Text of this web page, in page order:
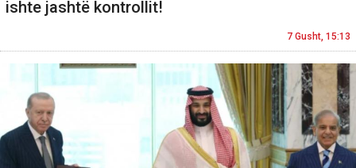
ishte jashtë kontrollit!
7 Gusht, 15:13